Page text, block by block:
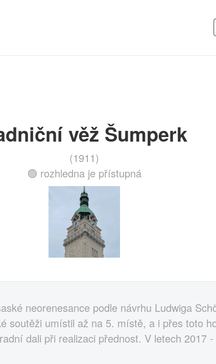
věž Šumperk
(1911)
🟢 rozhledna je přístupná
neorenesance podle návrhu Ludwiga
soutěži umístil až na 5. místě, a i přes toto
dali při realizaci přednost. V letech 2017